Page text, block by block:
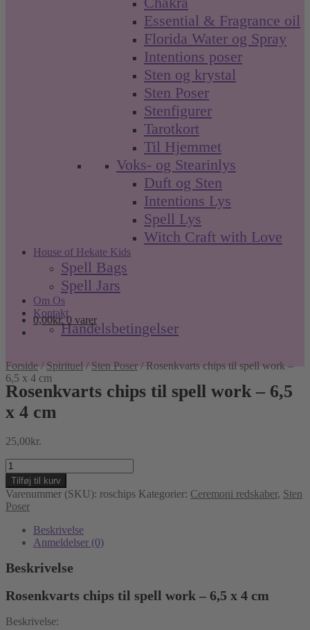
Essential & Fragrance oil
Florida Water og Spray
Intentions poser
Sten og krystal
Sten Poser
Stenfigurer
Tarotkort
Til Hjemmet
Voks- og Stearinlys
Duft og Sten
Intentions Lys
Spell Lys
Witch Craft with Love
House of Hekate Kids
Spell Bags
Spell Jars
Om Os
Kontakt
Handelsbetingelser
0,00kr. 0 varer
Forside / Spirituel / Sten Poser/Rosenkvarts chips til spell work –
6,5 x 4 cm
Rosenkvarts chips til spell work – 6,5
x 4 cm
25,00kr.
Rosenkvarts
chips
til
spell
work
4
cm
antal
Tilføj til kurv
Varenummer (SKU): roschips Kategorier: Ceremoni redskaber, Sten
Poser
Beskrivelse
Anmeldelser (0)
Beskrivelse
Rosenkvarts chips til spell work – 6,5 x 4 cm
Beskrivelse: